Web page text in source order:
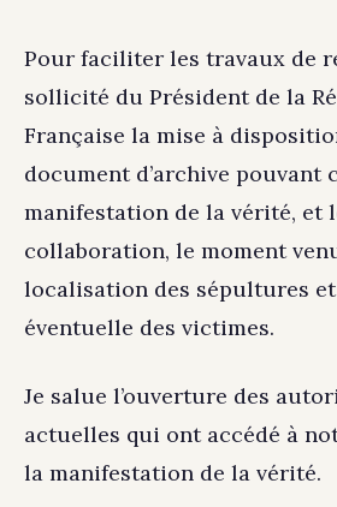
Pour faciliter les travaux de
sollicité du Président de la
Française la mise à
document d’archive pouvant
manifestation de la vérité, et
collaboration, le moment
localisation des sépultures
éventuelle des victimes.
Je salue l’ouverture des
actuelles qui ont accédé à
la manifestation de la vérité.